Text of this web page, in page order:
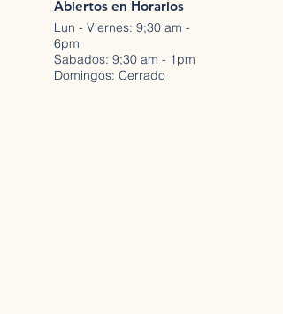
Abiertos en Horarios
Lun - Viernes: 9;30 am -
6pm
Sabados: 9;30 am - 1pm
Domingos: Cerrado